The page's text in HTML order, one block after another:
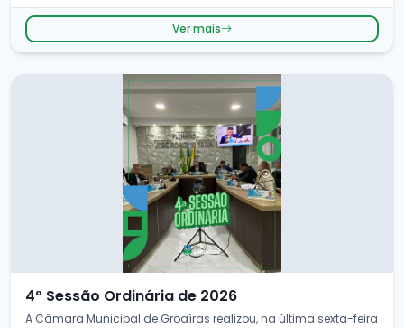
Ver mais
4ª Sessão Ordinária de 2026
A Câmara Municipal de Groaíras realizou, na última sexta-feira